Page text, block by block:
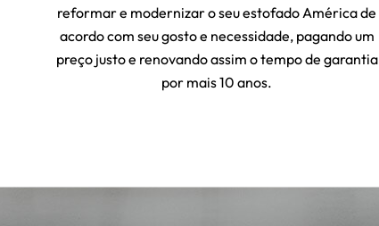
reformar e modernizar o seu estofado América de
acordo com seu gosto e necessidade, pagando um
preço justo e renovando assim o tempo de garantia
por mais 10 anos.